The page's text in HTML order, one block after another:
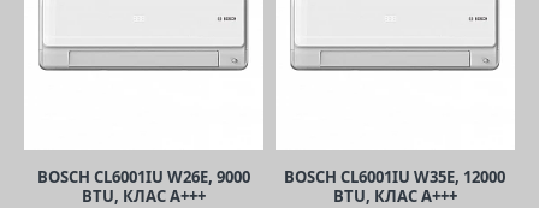
BOSCH CL6001IU W26E, 9000
BTU, КЛАС А+++
BOSCH CL6001IU W35E, 12000
BTU, КЛАС А+++